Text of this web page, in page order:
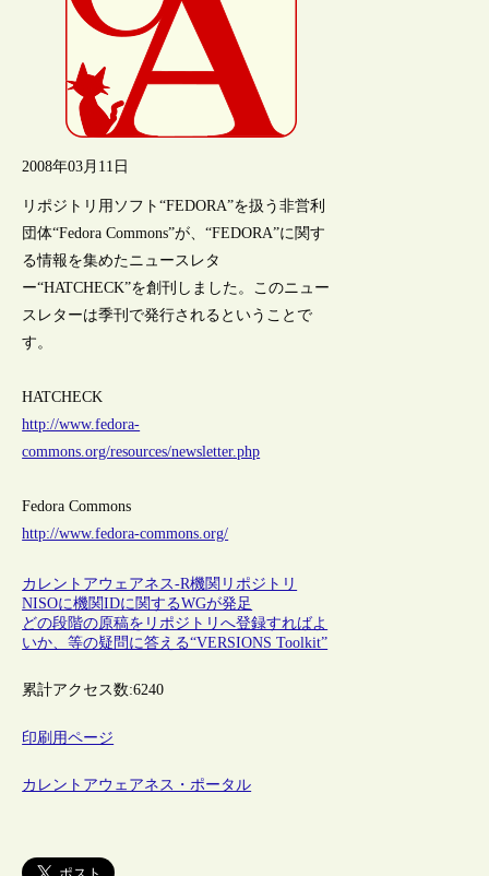
2008年03月11日
リポジトリ用ソフト“FEDORA”を扱う非営利
団体“Fedora Commons”が、“FEDORA”に関す
る情報を集めたニュースレタ
ー“HATCHECK”を創刊しました。このニュー
スレターは季刊で発行されるということで
す。
HATCHECK
http://www.fedora-
commons.org/resources/newsletter.php
Fedora Commons
http://www.fedora-commons.org/
カレントアウェアネス-R機関リポジトリ
NISOに機関IDに関するWGが発足
どの段階の原稿をリポジトリへ登録すればよ
いか、等の疑問に答える“VERSIONS Toolkit”
累計アクセス数:6240
印刷用ページ
カレントアウェアネス・ポータル